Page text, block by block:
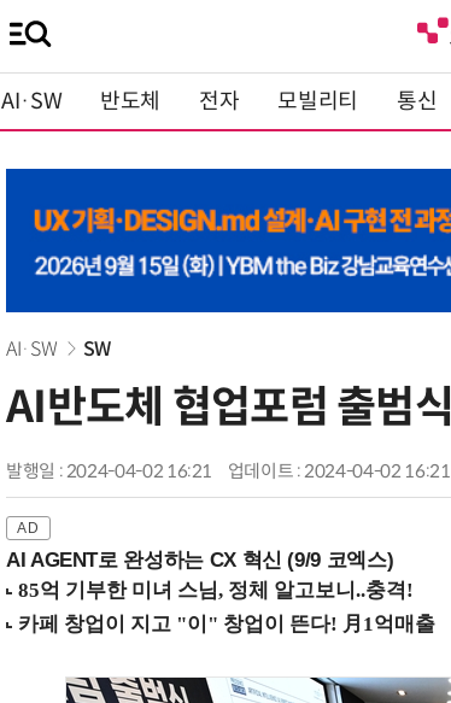
AI·SW 반도체 전자 모빌리티 통신
AI·SW SW
AI반도체 협업포럼 출범식
발행일 : 2024-04-02 16:21 업데이트 : 2024-04-02 16:21
AI AGENT로 완성하는 CX 혁신 (9/9 코엑스)